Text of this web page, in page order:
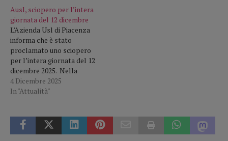
essenziali nel rispetto
della normativa vigente. Ci
scusiamo per eventuali
disagi
Ausl, sciopero per l’intera
giornata del 12 dicembre
L’Azienda Usl di Piacenza
informa che è stato
proclamato uno sciopero
per l’intera giornata del 12
dicembre 2025. Nella
giornata di sciopero
verranno assicurati i servizi
vigente.
4 Dicembre 2025
In "Attualità"